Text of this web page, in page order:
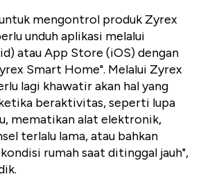
mengontrol produk Zyrex
unduh aplikasi melalui
atau App Store (iOS) dengan
Smart Home". Melalui Zyrex
lagi khawatir akan hal yang
beraktivitas, seperti lupa
mematikan alat elektronik,
terlalu lama, atau bahkan
rumah saat ditinggal jauh",